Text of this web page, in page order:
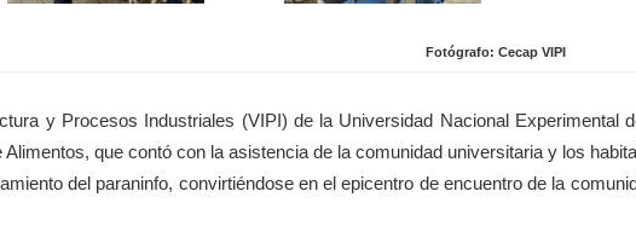
Fotógrafo: Cecap VIPI
y Procesos Industriales (VIPI) de la Universidad Nacional Experimental
que contó con la asistencia de la comunidad universitaria y los
del paraninfo, convirtiéndose en el epicentro de encuentro de la